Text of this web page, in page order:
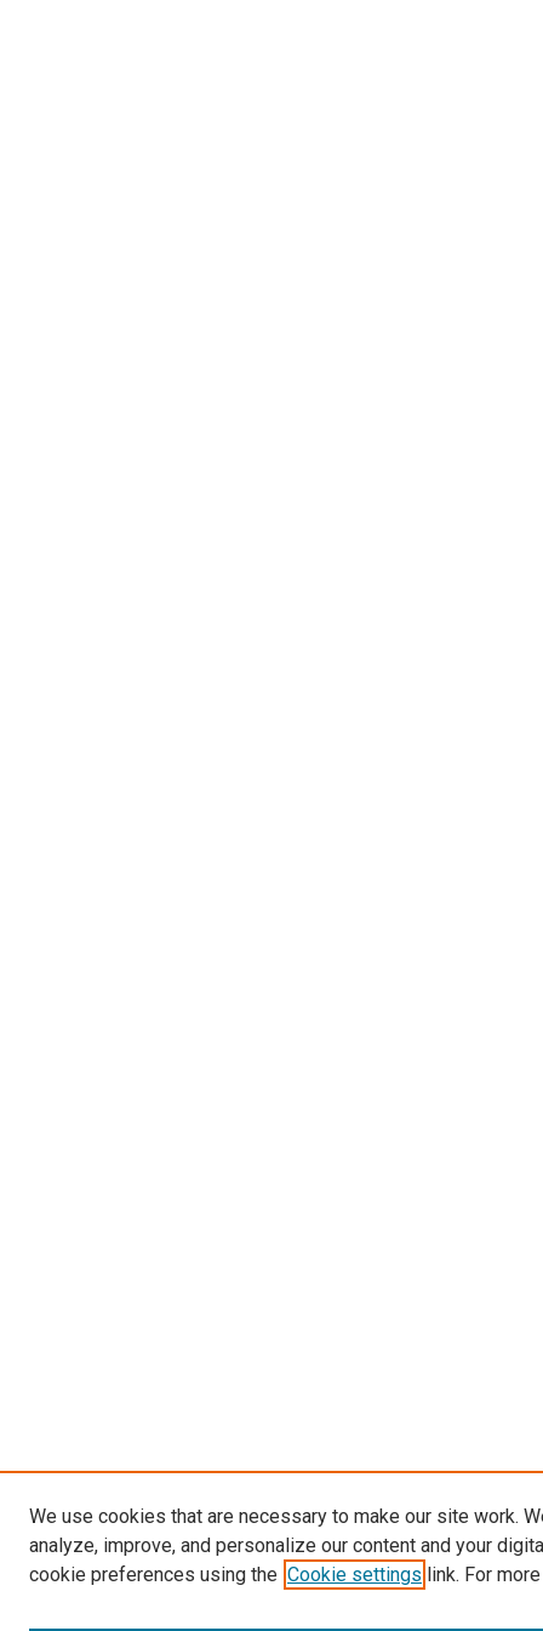
We use cookies that are necessary to make our site work.
analyze, improve, and personalize our content and your
cookie preferences using the Cookie settings link. For